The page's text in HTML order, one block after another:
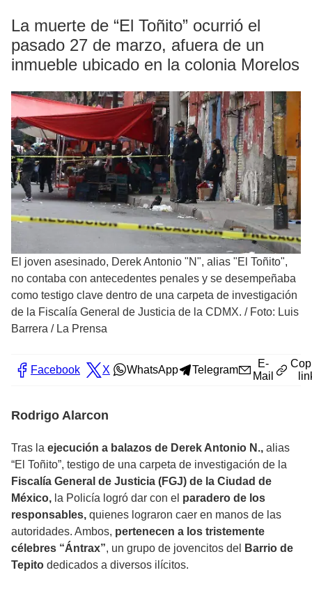
La muerte de “El Toñito” ocurrió el
pasado 27 de marzo, afuera de un
inmueble ubicado en la colonia Morelos
El joven asesinado, Derek Antonio "N", alias "El Toñito",
no contaba con antecedentes penales y se desempeñaba
como testigo clave dentro de una carpeta de investigación
de la Fiscalía General de Justicia de la CDMX. / Foto: Luis
Barrera / La Prensa
Facebook X WhatsApp Telegram
E-
Mail
Rodrigo Alarcon
Tras la ejecución a balazos de Derek Antonio N., alias
“El Toñito”, testigo de una carpeta de investigación de la
Fiscalía General de Justicia (FGJ) de la Ciudad de
México, la Policía logró dar con el paradero de los
responsables, quienes lograron caer en manos de las
autoridades. Ambos, pertenecen a los tristemente
célebres “Ántrax”, un grupo de jovencitos del
Barrio de
Tepito dedicados a diversos ilícitos.